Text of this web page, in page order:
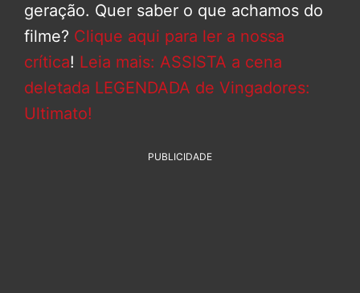
geração. Quer saber o que achamos do
filme? Clique aqui para ler a nossa
crítica! Leia mais: ASSISTA a cena
deletada LEGENDADA de Vingadores:
Ultimato!
PUBLICIDADE